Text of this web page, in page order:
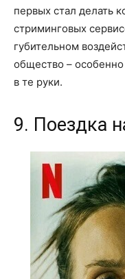
первых стал делать
стриминговых
губительном
общество –
в те руки.
9. Поездка